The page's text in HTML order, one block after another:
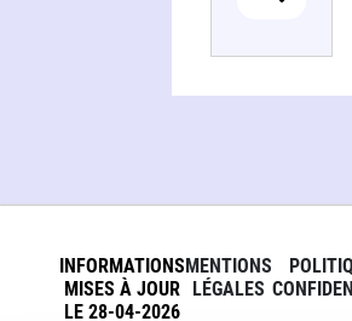
INFORMATIONS
MISES À JOUR
LE 28-04-2026
MENTIONS
LÉGALES